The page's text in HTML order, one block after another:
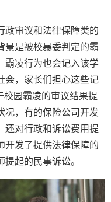
政审议和法律保障类的
景是被校暴委判定的霸
霸凌行为也会记入该学
会，家长们担心这些记
校园霸凌的审议结果提
况，有的保险公司开发
还对行政和诉讼费用提
开发了提供法律保障的
起的民事诉讼。